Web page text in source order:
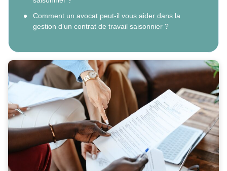
Comment un avocat peut-il vous aider dans la
gestion d’un contrat de travail saisonnier ?